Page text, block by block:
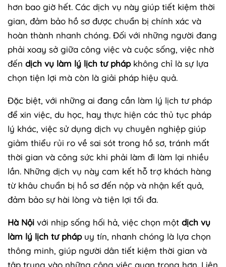
hơn bao giờ hết. Các dịch vụ này giúp tiết kiệm thời
gian, đảm bảo hồ sơ được chuẩn bị chính xác và
hoàn thành nhanh chóng. Đối với những người đang
phải xoay sở giữa công việc và cuộc sống, việc nhờ
đến dịch vụ làm lý lịch tư phápkhông chỉ là sự lựa
chọn tiện lợi mà còn là giải pháp hiệu quả.
Đặc biệt, với những ai đang cần làm lý lịch tư pháp
để xin việc, du học, hay thực hiện các thủ tục pháp
lý khác, việc sử dụng dịch vụ chuyên nghiệp giúp
giảm thiểu rủi ro về sai sót trong hồ sơ, tránh mất
thời gian và công sức khi phải làm đi làm lại nhiều
lần. Những dịch vụ này cam kết hỗ trợ khách hàng
từ khâu chuẩn bị hồ sơ đến nộp và nhận kết quả,
đảm bảo sự hài lòng và tiện lợi tối đa.
Hà Nội với nhịp sống hối hả, việc chọn một dịch vụ
làm lý lịch tư phápuy tín, nhanh chóng là lựa chọn
thông minh, giúp người dân tiết kiệm thời gian và
tập trung vào những công việc quan trọng hơn. Liên